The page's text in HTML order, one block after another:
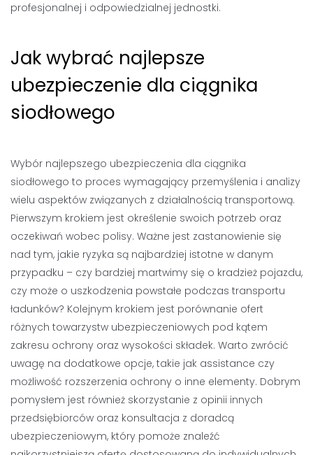
profesjonalnej i odpowiedzialnej jednostki.
Jak wybrać najlepsze
ubezpieczenie dla ciągnika
siodłowego
Wybór najlepszego ubezpieczenia dla ciągnika
siodłowego to proces wymagający przemyślenia i analizy
wielu aspektów związanych z działalnością transportową.
Pierwszym krokiem jest określenie swoich potrzeb oraz
oczekiwań wobec polisy. Ważne jest zastanowienie się
nad tym, jakie ryzyka są najbardziej istotne w danym
przypadku – czy bardziej martwimy się o kradzież pojazdu,
czy może o uszkodzenia powstałe podczas transportu
ładunków? Kolejnym krokiem jest porównanie ofert
różnych towarzystw ubezpieczeniowych pod kątem
zakresu ochrony oraz wysokości składek. Warto zwrócić
uwagę na dodatkowe opcje, takie jak assistance czy
możliwość rozszerzenia ochrony o inne elementy. Dobrym
pomysłem jest również skorzystanie z opinii innych
przedsiębiorców oraz konsultacja z doradcą
ubezpieczeniowym, który pomoże znaleźć